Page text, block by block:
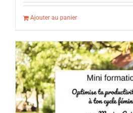
Ajouter au panier